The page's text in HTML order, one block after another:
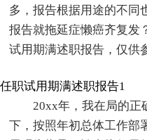
多，报告根据用途的不同
报告就拖延症懒癌齐复发
试用期满述职报告，仅供
任职试用期满述职报告1
20xx年，我在局的正
下，按照年初总体工作部